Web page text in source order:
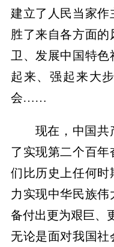
建立了人民当家
胜了来自各方面
卫、发展中国特
起来、强起来大
会……
现在，中国共
了实现第二个百
们比历史上任何
力实现中华民族
备付出更为艰巨、
无论是面对我国